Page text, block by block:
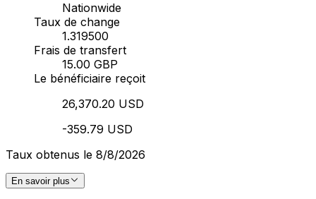
Nationwide
Taux de change
1.319500
Frais de transfert
15.00 GBP
Le bénéficiaire reçoit
26,370.20 USD
-359.79 USD
Taux obtenus le 8/8/2026
En savoir plus